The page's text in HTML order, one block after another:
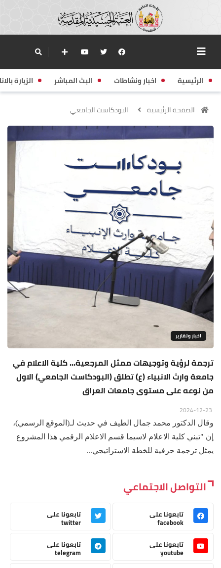
الرئيسية اخبار ونشاطات البث المباشر الزيارة
الصفحة الرئيسية البودكاست الجامعي
اخبار وتقارير
ترجمة لرؤية وتوجيهات ممثل المرجعية... كلية الاعلام في
جامعة وارث الانبياء (ع) تطلق (البودكاست الجامعي) الاول
من نوعه على مستوى جامعات العراق
وقال الدكتور محمد جمال الطيف في حديث لـ(الموقع الرسمي)،
إن "تبني كلية الاعلام لاسيما قسم الاعلام الرقمي هذا المشروع
يمثل ترجمة حرفية للخطة الاستراتيجي...
التواصل الاجتماعي
تابعونا على
facebook
تابعونا على
twitter
تابعونا على
youtube
تابعونا على
telegram